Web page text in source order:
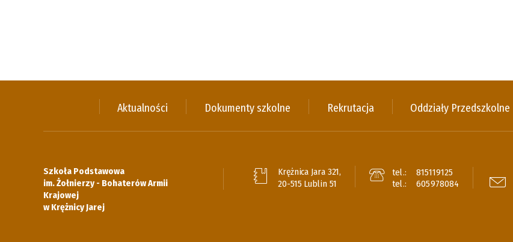
Aktualności Dokumenty szkolne Rekrutacja Oddziały Przedszkolne
Szkoła Podstawowa
im. Żołnierzy - Bohaterów Armii
Krajowej
w Krężnicy Jarej
Krężnica Jara 321,
20-515 Lublin 51
tel.:
815119125
tel.:
605978084